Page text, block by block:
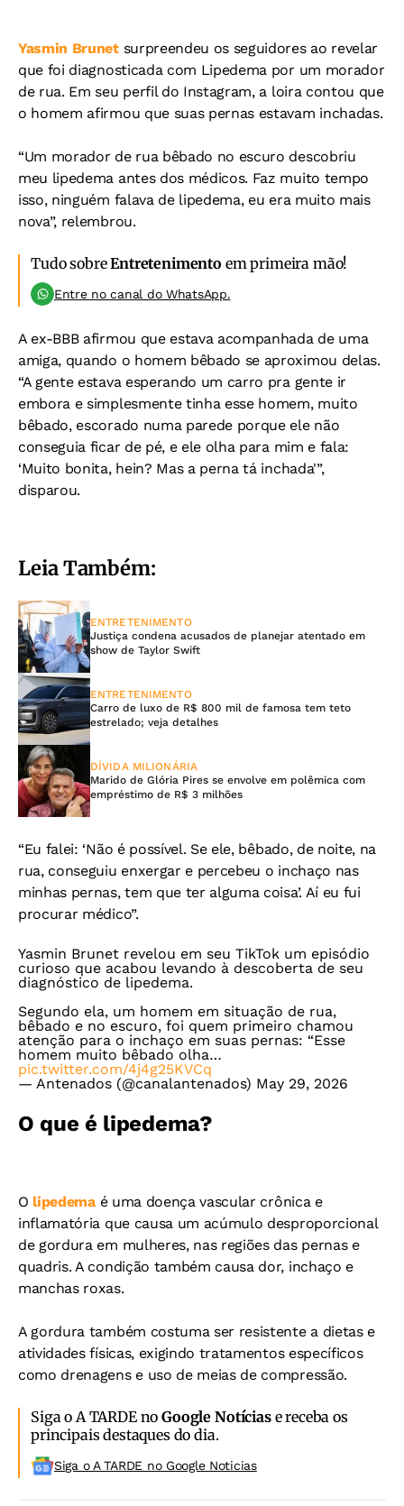
Yasmin Brunet surpreendeu os seguidores ao revelar
que foi diagnosticada com Lipedema por um morador
de rua. Em seu perfil do Instagram, a loira contou que
o homem afirmou que suas pernas estavam inchadas.
“Um morador de rua bêbado no escuro descobriu
meu lipedema antes dos médicos. Faz muito tempo
isso, ninguém falava de lipedema, eu era muito mais
nova”, relembrou.
Tudo sobreEntretenimento em primeira mão!
Entre no canal do WhatsApp.
A ex-BBB afirmou que estava acompanhada de uma
amiga, quando o homem bêbado se aproximou delas.
“A gente estava esperando um carro pra gente ir
embora e simplesmente tinha esse homem, muito
bêbado, escorado numa parede porque ele não
conseguia ficar de pé, e ele olha para mim e fala:
‘Muito bonita, hein? Mas a perna tá inchada'”,
disparou.
Leia Também:
ENTRETENIMENTO
Justiça condena acusados de planejar atentado em
show de Taylor Swift
ENTRETENIMENTO
Carro de luxo de R$ 800 mil de famosa tem teto
estrelado; veja detalhes
DÍVIDA MILIONÁRIA
Marido de Glória Pires se envolve em polêmica com
empréstimo de R$ 3 milhões
“Eu falei: ‘Não é possível. Se ele, bêbado, de noite, na
rua, conseguiu enxergar e percebeu o inchaço nas
minhas pernas, tem que ter alguma coisa’. Aí eu fui
procurar médico”.
Yasmin Brunet revelou em seu TikTok um episódio
curioso que acabou levando à descoberta de seu
diagnóstico de lipedema.
Segundo ela, um homem em situação de rua,
bêbado e no escuro, foi quem primeiro chamou
atenção para o inchaço em suas pernas: “Esse
homem muito bêbado olha…
pic.twitter.com/4j4g25KVCq
— Antenados (@canalantenados) May 29, 2026
O que é lipedema?
O lipedemaé uma doença vascular crônica e
inflamatória que causa um acúmulo desproporcional
de gordura em mulheres, nas regiões das pernas e
quadris. A condição também causa dor, inchaço e
manchas roxas.
A gordura também costuma ser resistente a dietas e
atividades físicas, exigindo tratamentos específicos
como drenagens e uso de meias de compressão.
Siga o A TARDE noGoogle Notíciase receba os
principais destaques do dia.
Siga o A TARDE no Google Noticias